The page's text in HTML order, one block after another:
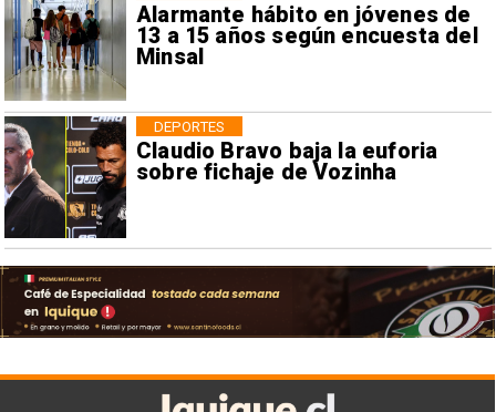
Alarmante hábito en jóvenes de
13 a 15 años según encuesta del
Minsal
Claudio Bravo baja la euforia
sobre fichaje de Vozinha
DEPORTES